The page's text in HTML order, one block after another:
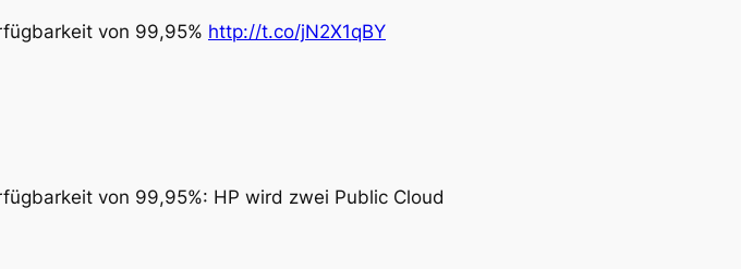
von 99,95% http://t.co/jN2X1qBY
von 99,95%: HP wird zwei Public Cloud